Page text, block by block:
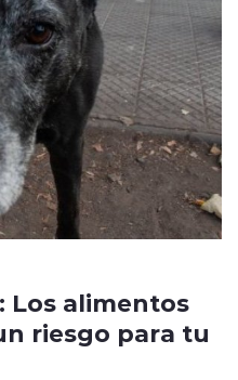
Los alimentos
riesgo para tu